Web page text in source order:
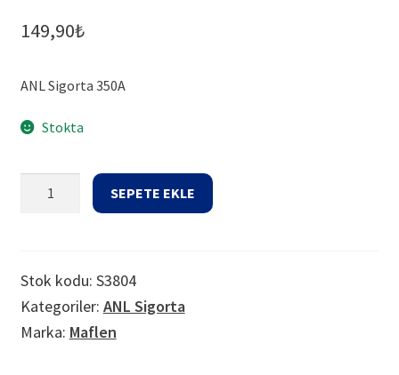
149,90₺
ANL Sigorta 350A
Stokta
SEPETE EKLE
Stok kodu: S3804
Kategoriler: ANL Sigorta
Marka: Maflen